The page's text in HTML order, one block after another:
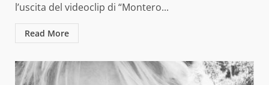
l’uscita del videoclip di “Montero...
Read More